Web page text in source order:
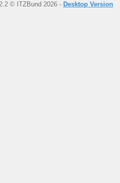
© ITZBund 2026 - Desktop Version